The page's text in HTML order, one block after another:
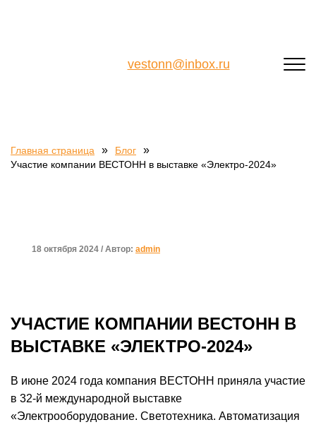
vestonn@inbox.ru
Главная страница » Блог »
Участие компании ВЕСТОНН в выставке «Электро-2024»
18 октября 2024 / Автор: admin
УЧАСТИЕ КОМПАНИИ ВЕСТОНН В
ВЫСТАВКЕ «ЭЛЕКТРО-2024»
В июне 2024 года компания ВЕСТОНН приняла участие
в 32-й международной выставке
«Электрооборудование. Светотехника. Автоматизация